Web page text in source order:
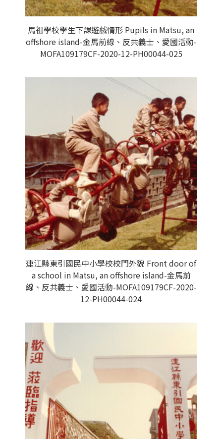
馬祖學校學生下課遊戲情形 Pupils in Matsu, an
offshore island-金馬前線、反共義士、愛國活動-
MOFA109179CF-2020-12-PH00044-025
連江縣東引國民中小學校校門外貌 Front door of
a school in Matsu, an offshore island-金馬前
線、反共義士、愛國活動-MOFA109179CF-2020-
12-PH00044-024